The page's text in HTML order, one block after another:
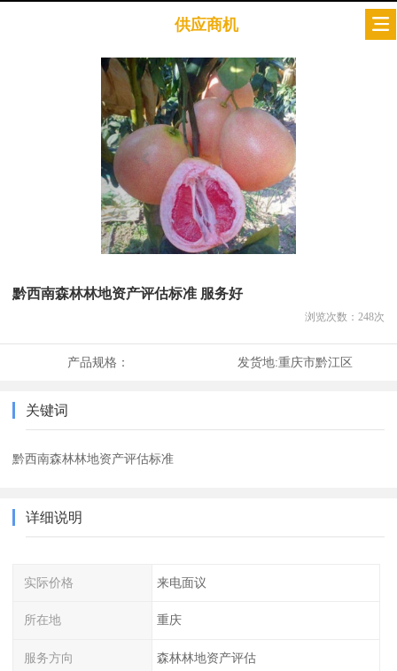
供应商机
黔西南森林林地资产评估标准 服务好
浏览次数： 248次
产品规格： 发货地:重庆市黔江区
关键词
黔西南森林林地资产评估标准
详细说明
实际价格 来电面议
所在地 重庆
服务方向 森林林地资产评估